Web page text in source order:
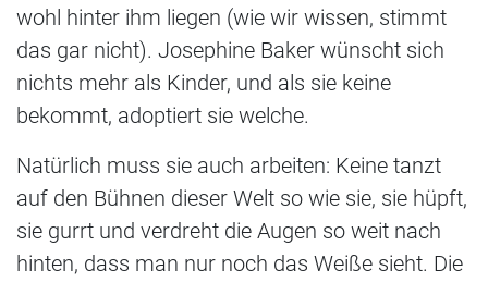
wohl hinter ihm liegen (wie wir wissen, stimmt
das gar nicht). Josephine Baker wünscht sich
nichts mehr als Kinder, und als sie keine
bekommt, adoptiert sie welche.
Natürlich muss sie auch arbeiten: Keine tanzt
auf den Bühnen dieser Welt so wie sie, sie hüpft,
sie gurrt und verdreht die Augen so weit nach
hinten, dass man nur noch das Weiße sieht. Die